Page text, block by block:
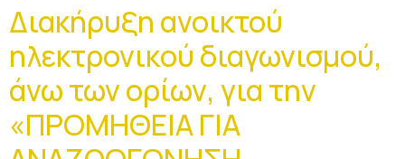
Διακήρυξη ανοικτού
ηλεκτρονικού διαγωνισμού,
άνω των ορίων, για την
«ΠΡΟΜΗΘΕΙΑ ΓΙΑ